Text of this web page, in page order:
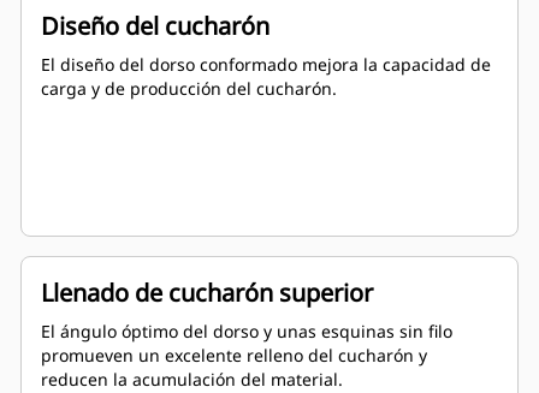
Diseño del cucharón
El diseño del dorso conformado mejora la capacidad de
carga y de producción del cucharón.
Llenado de cucharón superior
El ángulo óptimo del dorso y unas esquinas sin filo
promueven un excelente relleno del cucharón y
reducen la acumulación del material.